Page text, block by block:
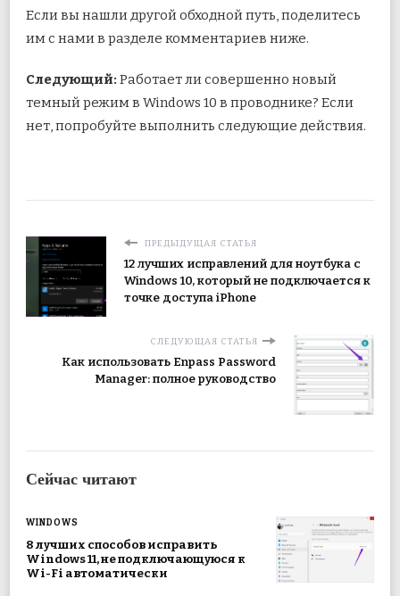
Если вы нашли другой обходной путь, поделитесь
им с нами в разделе комментариев ниже.
Следующий: Работает ли совершенно новый
темный режим в Windows 10 в проводнике? Если
нет, попробуйте выполнить следующие действия.
ПРЕДЫДУЩАЯ СТАТЬЯ
12 лучших исправлений для ноутбука с
Windows 10, который не подключается к
точке доступа iPhone
СЛЕДУЮЩАЯ СТАТЬЯ
Как использовать Enpass Password
Manager: полное руководство
Сейчас читают
WINDOWS
8 лучших способов исправить
Windows 11, не подключающуюся к
Wi-Fi автоматически